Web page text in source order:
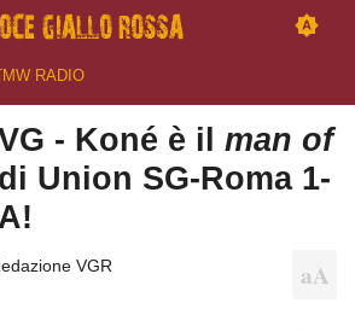
RADIO
- Koné è il man of
di Union SG-Roma 1-
VGR